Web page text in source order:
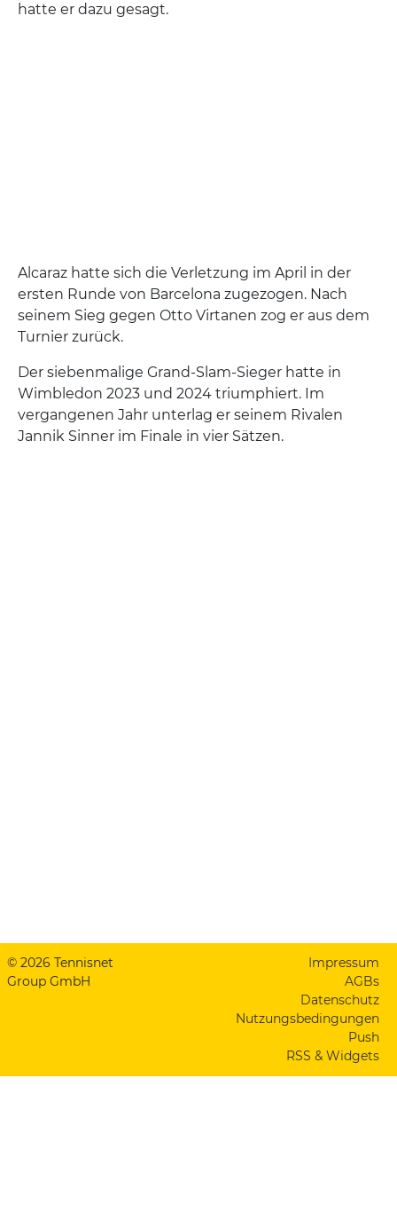
hatte er dazu gesagt.
Alcaraz hatte sich die Verletzung im April in der
ersten Runde von Barcelona zugezogen. Nach
seinem Sieg gegen Otto Virtanen zog er aus dem
Turnier zurück.
Der siebenmalige Grand-Slam-Sieger hatte in
Wimbledon 2023 und 2024 triumphiert. Im
vergangenen Jahr unterlag er seinem Rivalen
Jannik Sinner im Finale in vier Sätzen.
© 2026 Tennisnet
Group GmbH
Impressum
AGBs
Datenschutz
Nutzungsbedingungen
Push
RSS & Widgets